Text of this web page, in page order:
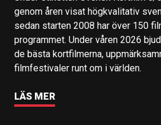
genom åren visat högkvalitativ
sedan starten 2008 har över 150
programmet. Under våren 2026
de bästa kortfilmerna,
filmfestivaler runt om i världen.
LÄS MER